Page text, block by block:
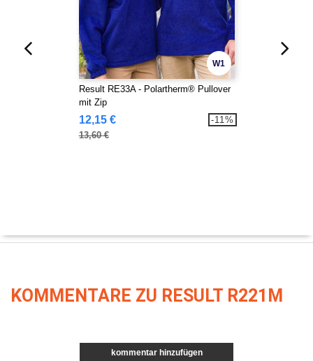
W1
Result RE33A - Polartherm® Pullover
mit Zip
12,15 €
13,60 €
-11%
KOMMENTARE ZU RESULT R221M
kommentar hinzufügen